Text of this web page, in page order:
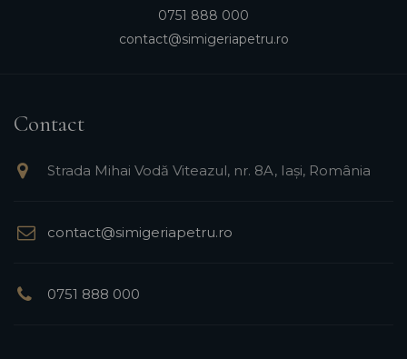
0751 888 000
contact@simigeriapetru.ro
Contact
Strada Mihai Vodă Viteazul, nr. 8A, Iași, România
contact@simigeriapetru.ro
0751 888 000